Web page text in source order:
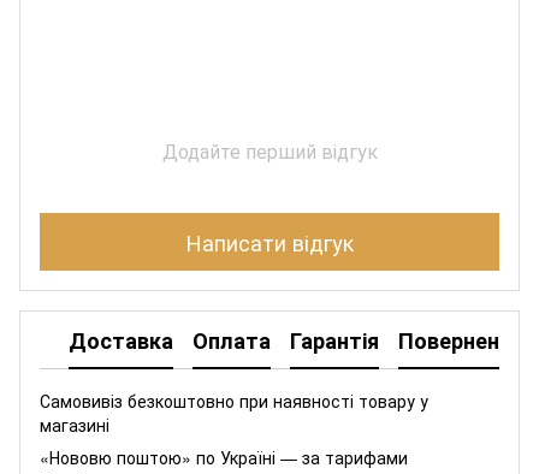
Додайте перший відгук
Написати відгук
Доставка Оплата Гарантія Повернення
Самовивіз безкоштовно при наявності товару у
магазині
«Нововю поштою» по Україні — за тарифами